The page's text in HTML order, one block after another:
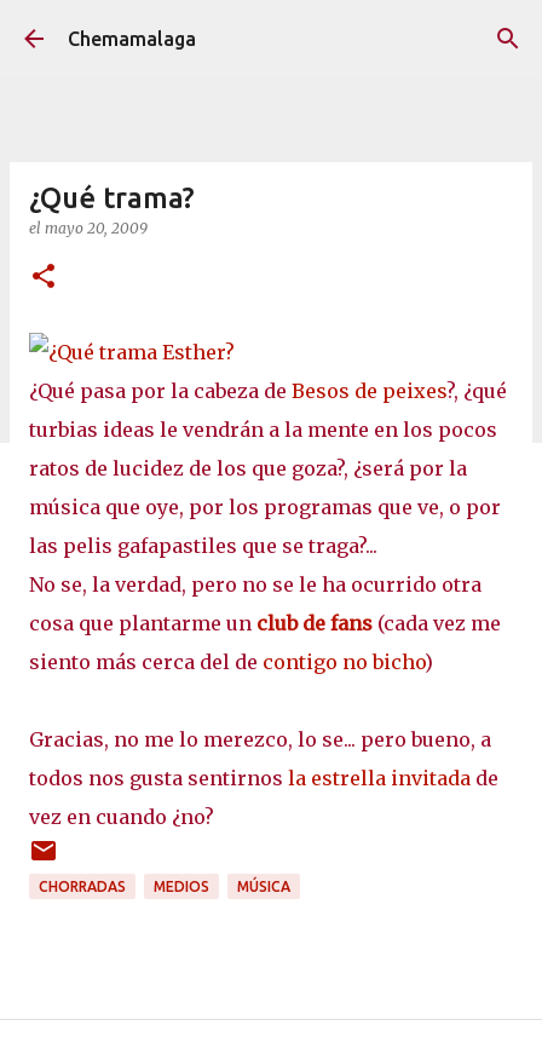
Ir al contenido principal
Chemamalaga
¿Qué trama?
el mayo 20, 2009
¿Qué pasa por la cabeza de Besos de peixes?, ¿qué
turbias ideas le vendrán a la mente en los pocos
ratos de lucidez de los que goza?, ¿será por la
música que oye, por los programas que ve, o por
las pelis gafapastiles que se traga?...
No se, la verdad, pero no se le ha ocurrido otra
cosa que plantarme un club de fans (cada vez me
siento más cerca del de contigo no bicho)
Gracias, no me lo merezco, lo se... pero bueno, a
todos nos gusta sentirnos la estrella invitada de
vez en cuando ¿no?
CHORRADAS MEDIOS MÚSICA